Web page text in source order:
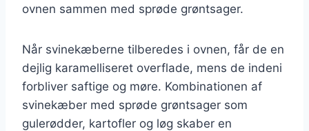
ovnen sammen med sprøde grøntsager.
Når svinekæberne tilberedes i ovnen, får de en
dejlig karamelliseret overflade, mens de indeni
forbliver saftige og møre. Kombinationen af
svinekæber med sprøde grøntsager som
gulerødder, kartofler og løg skaber en